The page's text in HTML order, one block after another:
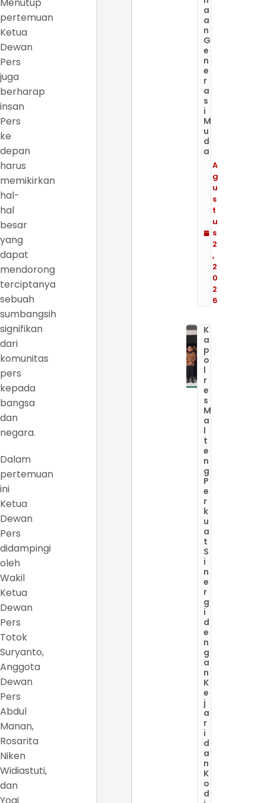
pertemuan
Ketua
Dewan
Pers
juga
berharap
insan
Pers
ke
depan
harus
memikirkan
hal-
hal
besar
yang
dapat
mendorong
terciptanya
sebuah
sumbangsih
signifikan
dari
komunitas
pers
kepada
bangsa
dan
negara.
Dalam
pertemuan
ini
Ketua
Dewan
Pers
didampingi
oleh
Wakil
Ketua
Dewan
Pers
Totok
Suryanto,
Anggota
Dewan
Pers
Abdul
Manan,
Rosarita
Niken
Widiastuti,
dan
Yogi
a
a
n
G
e
n
e
r
a
s
i
M
u
d
a
A
g
u
s
t
u
s
2
,
2
0
2
6
K
a
p
o
l
r
e
s
M
a
l
t
e
n
g
P
e
r
k
u
a
t
S
i
n
e
r
g
i
d
e
n
g
a
n
K
e
j
a
r
i
d
a
n
K
o
d